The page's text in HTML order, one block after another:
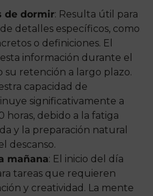
de dormir: Resulta útil para
detalles específicos, como
o definiciones. El
información durante el
su retención a largo plazo.
capacidad de
significativamente a
horas, debido a la fatiga
y la preparación natural
descanso.
mañana: El inicio del día
tareas que requieren
y creatividad. La mente